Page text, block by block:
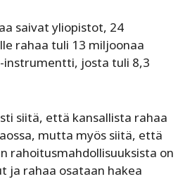
saivat yliopistot, 24
rahaa tuli 13 miljoonaa
instrumentti, josta tuli 8,3
siitä, että kansallista rahaa
mutta myös siitä, että
rahoitusmahdollisuuksista on
ja rahaa osataan hakea